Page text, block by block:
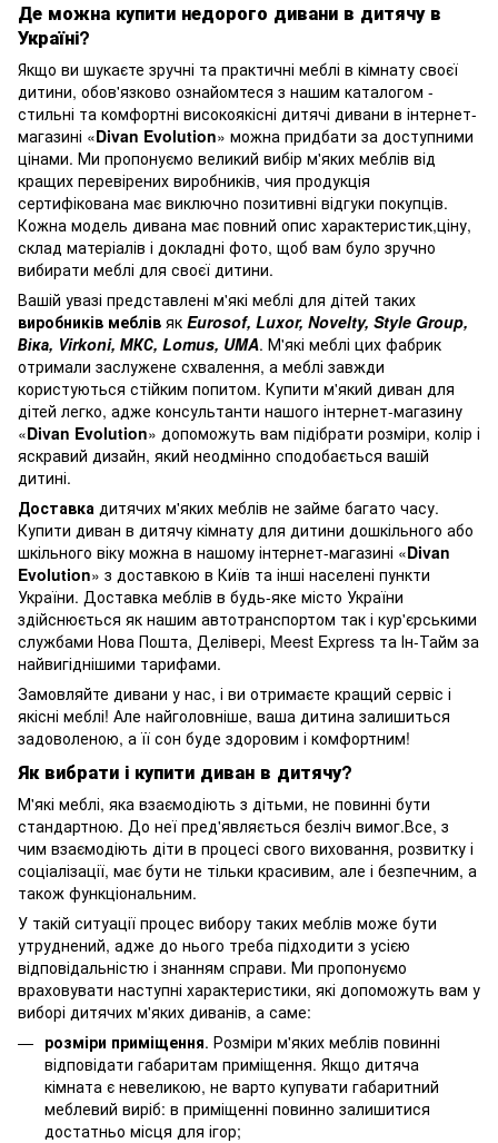
Де можна купити недорого дивани в дитячу в
Україні?
Якщо ви шукаєте зручні та практичні меблі в кімнату своєї
дитини, обов'язково ознайомтеся з нашим каталогом -
стильні та комфортні високоякісні дитячі дивани в інтернет-
магазині «Divan Evolution» можна придбати за доступними
цінами. Ми пропонуємо великий вибір м'яких меблів від
кращих перевірених виробників, чия продукція
сертифікована має виключно позитивні відгуки покупців.
Кожна модель дивана має повний опис характеристик,ціну,
склад матеріалів і докладні фото, щоб вам було зручно
вибирати меблі для своєї дитини.
Вашій увазі представлені м'які меблі для дітей таких
виробників меблів як Eurosof, Luxor, Novelty, Style Group,
Віка, Virkoni, МКС, Lomus, UMA. М'які меблі цих фабрик
отримали заслужене схвалення, а меблі завжди
користуються стійким попитом. Купити м'який диван для
дітей легко, адже консультанти нашого інтернет-магазину
«Divan Evolution» допоможуть вам підібрати розміри, колір і
яскравий дизайн, який неодмінно сподобається вашій
дитині.
Доставка дитячих м'яких меблів не займе багато часу.
Купити диван в дитячу кімнату для дитини дошкільного або
шкільного віку можна в нашому інтернет-магазині «Divan
Evolution» з доставкою в Київ та інші населені пункти
України. Доставка меблів в будь-яке місто України
здійснюється як нашим автотранспортом так і кур'єрськими
службами Нова Пошта, Делівері, Meest Express та Ін-Тайм за
найвигіднішими тарифами.
Замовляйте дивани у нас, і ви отримаєте кращий сервіс і
якісні меблі! Але найголовніше, ваша дитина залишиться
задоволеною, а її сон буде здоровим і комфортним!
Як вибрати і купити диван в дитячу?
М'які меблі, яка взаємодіють з дітьми, не повинні бути
стандартною. До неї пред'являється безліч вимог.Все, з
чим взаємодіють діти в процесі свого виховання, розвитку і
соціалізації, має бути не тільки красивим, але і безпечним, а
також функціональним.
У такій ситуації процес вибору таких меблів може бути
утруднений, адже до нього треба підходити з усією
відповідальністю і знанням справи. Ми пропонуємо
враховувати наступні характеристики, які допоможуть вам у
виборі дитячих м'яких диванів, а саме:
розміри приміщення. Розміри м'яких меблів повинні
відповідати габаритам приміщення. Якщо дитяча
кімната є невеликою, не варто купувати габаритний
меблевий виріб: в приміщенні повинно залишитися
достатньо місця для ігор;